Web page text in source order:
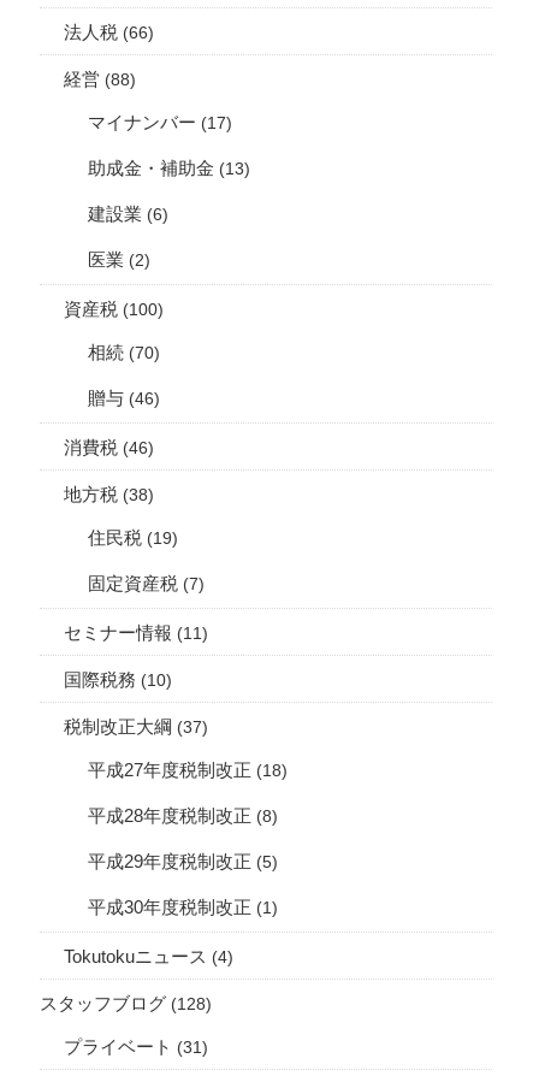
法人税 (66)
経営 (88)
マイナンバー (17)
助成金・補助金 (13)
建設業 (6)
医業 (2)
資産税 (100)
相続 (70)
贈与 (46)
消費税 (46)
地方税 (38)
住民税 (19)
固定資産税 (7)
セミナー情報 (11)
国際税務 (10)
税制改正大綱 (37)
平成27年度税制改正 (18)
平成28年度税制改正 (8)
平成29年度税制改正 (5)
平成30年度税制改正 (1)
Tokutokuニュース (4)
スタッフブログ (128)
プライベート (31)